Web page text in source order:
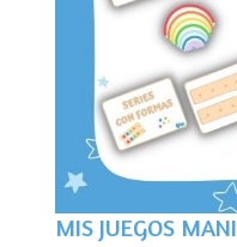
MIS JUEGOS